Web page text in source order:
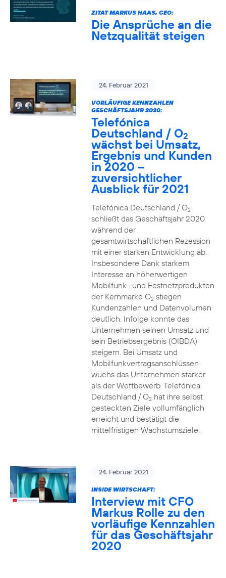
ZITAT MARKUS HAAS, CEO:
Die Ansprüche an die
Netzqualität steigen
24. Februar 2021
VORLÄUFIGE KENNZAHLEN
GESCHÄFTSJAHR 2020:
Telefónica
Deutschland / O2
wächst bei Umsatz,
Ergebnis und Kunden
in 2020 –
zuversichtlicher
Ausblick für 2021
Telefónica Deutschland / O2
schließt das Geschäftsjahr 2020
während der
gesamtwirtschaftlichen Rezession
mit einer starken Entwicklung ab.
Insbesondere Dank starkem
Interesse an höherwertigen
Mobilfunk- und Festnetzprodukten
der Kernmarke O2stiegen
Kundenzahlen und Datenvolumen
deutlich. Infolge konnte das
Unternehmen seinen Umsatz und
sein Betriebsergebnis (OIBDA)
steigern. Bei Umsatz und
Mobilfunkvertragsanschlüssen
wuchs das Unternehmen stärker
als der Wettbewerb. Telefónica
Deutschland / O2hat ihre selbst
gesteckten Ziele vollumfänglich
erreicht und bestätigt die
mittelfristigen Wachstumsziele.
24. Februar 2021
INSIDE WIRTSCHAFT:
Interview mit CFO
Markus Rolle zu den
vorläufige Kennzahlen
für das Geschäftsjahr
2020